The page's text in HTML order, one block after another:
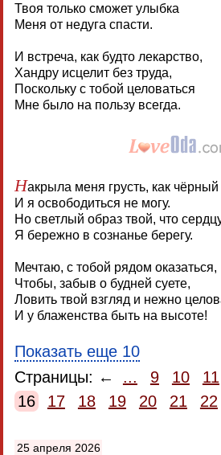
Твоя только сможет улыбка
Меня от недуга спасти.
И встреча, как будто лекарство,
Хандру исцелит без труда,
Поскольку с тобой целоваться
Мне было на пользу всегда.
Накрыла меня грусть, как чёрный
И я освободиться не могу.
Но светлый образ твой, что
Я бережно в сознанье берегу.
Мечтаю, с тобой рядом оказаться,
Чтобы, забыв о будней суете,
Ловить твой взгляд и нежно
И у блаженства быть на высоте!
Показать еще 10
Страницы: ←
... 9 10 11
16
17 18 19 20 21 22
25 апреля 2026